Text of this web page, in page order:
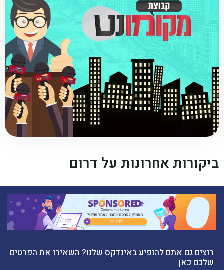
ביקורות אחרונות על דרום
רוצים גם אתם להופיע באינדקס שלנו? השאירו את הפרטים
שלכם כאן